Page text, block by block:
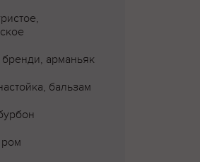
бренди, арманьяк
бальзам